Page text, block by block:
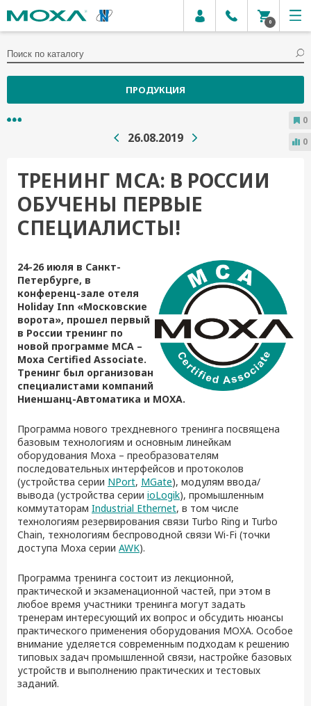
0
ПРОДУКЦИЯ
26.08.2019
ТРЕНИНГ MCA: В РОССИИ
ОБУЧЕНЫ ПЕРВЫЕ
СПЕЦИАЛИСТЫ!
24-26 июля в Санкт-
Петербурге, в
конференц-зале отеля
Holiday Inn «Московские
ворота», прошел первый
в России тренинг по
новой программе MCA –
Moxa Certified Associate.
Тренинг был организован
специалистами компаний
Ниеншанц-Автоматика и MOXA.
Программа нового трехдневного тренинга посвящена
базовым технологиям и основным линейкам
оборудования Moxa – преобразователям
последовательных интерфейсов и протоколов
(устройства серии NPort, MGate), модулям ввода/
вывода (устройства серии ioLogik), промышленным
коммутаторам Industrial Ethernet, в том числе
технологиям резервирования связи Turbo Ring и Turbo
Chain, технологиям беспроводной связи Wi-Fi (точки
доступа Moxa серии AWK).
Программа тренинга состоит из лекционной,
практической и экзаменационной частей, при этом в
любое время участники тренинга могут задать
тренерам интересующий их вопрос и обсудить нюансы
практического применения оборудования MOXA. Особое
внимание уделяется современным подходам к решению
типовых задач промышленной связи, настройке базовых
устройств и выполнению практических и тестовых
заданий.
0
0